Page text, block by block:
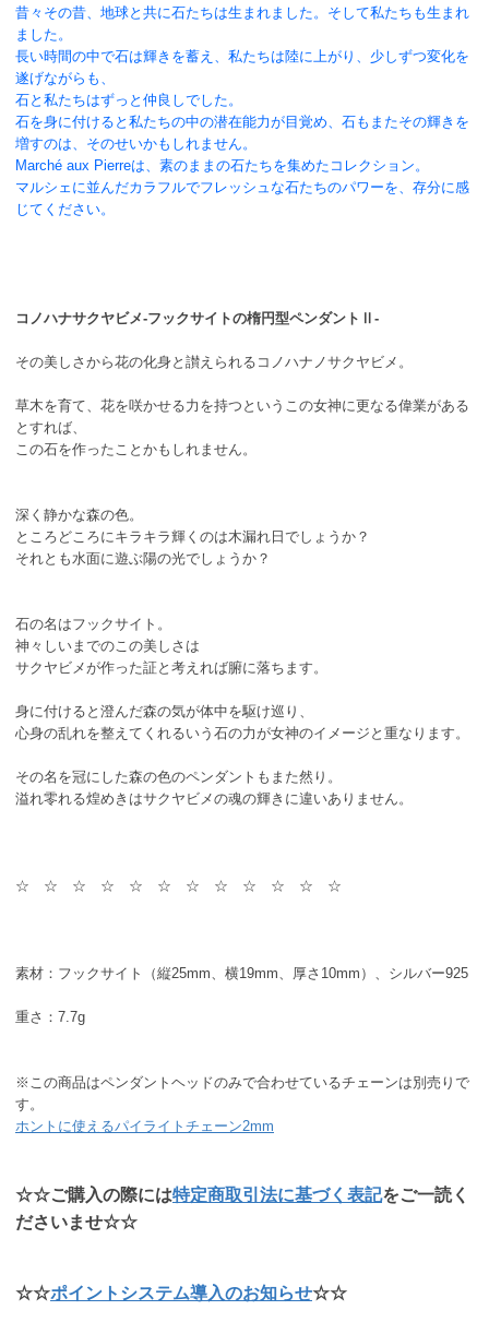
昔々その昔、地球と共に石たちは生まれました。そして私たちも生まれ
ました。
長い時間の中で石は輝きを蓄え、私たちは陸に上がり、少しずつ変化を
遂げながらも、
石と私たちはずっと仲良しでした。
石を身に付けると私たちの中の潜在能力が目覚め、石もまたその輝きを
増すのは、そのせいかもしれません。
Marché aux Pierreは、素のままの石たちを集めたコレクション。
マルシェに並んだカラフルでフレッシュな石たちのパワーを、存分に感
じてください。
コノハナサクヤビメ-フックサイトの楕円型ペンダントⅡ-
その美しさから花の化身と讃えられるコノハナノサクヤビメ。
草木を育て、花を咲かせる力を持つというこの女神に更なる偉業がある
とすれば、
この石を作ったことかもしれません。
深く静かな森の色。
ところどころにキラキラ輝くのは木漏れ日でしょうか？
それとも水面に遊ぶ陽の光でしょうか？
石の名はフックサイト。
神々しいまでのこの美しさは
サクヤビメが作った証と考えれば腑に落ちます。
身に付けると澄んだ森の気が体中を駆け巡り、
心身の乱れを整えてくれるいう石の力が女神のイメージと重なります。
その名を冠にした森の色のペンダントもまた然り。
溢れ零れる煌めきはサクヤビメの魂の輝きに違いありません。
☆ ☆ ☆ ☆ ☆ ☆ ☆ ☆ ☆ ☆ ☆ ☆
素材：フックサイト（縦25mm、横19mm、厚さ10mm）、シルバー925
重さ：7.7g
※この商品はペンダントヘッドのみで合わせているチェーンは別売りで
す。
ホントに使えるパイライトチェーン2mm
☆☆ご購入の際には特定商取引法に基づく表記をご一読く
ださいませ☆☆
☆☆ポイントシステム導入のお知らせ☆☆